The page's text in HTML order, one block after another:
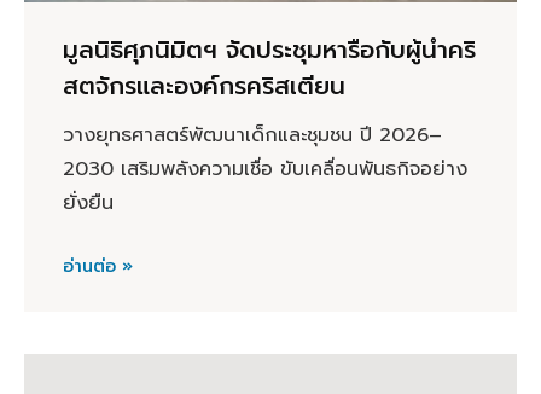
มูลนิธิศุภนิมิตฯ จัดประชุมหารือกับผู้นำคริ
สตจักรและองค์กรคริสเตียน
วางยุทธศาสตร์พัฒนาเด็กและชุมชน ปี 2026–
2030 เสริมพลังความเชื่อ ขับเคลื่อนพันธกิจอย่าง
ยั่งยืน
อ่านต่อ »